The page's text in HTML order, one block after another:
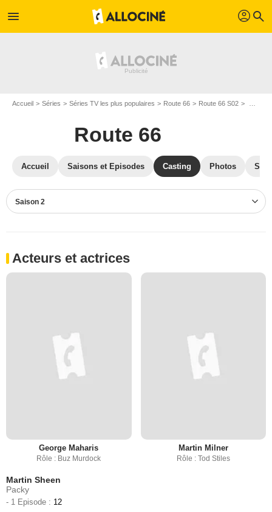
menu profil search
Accueil Séries Séries TV les plus populaires Route 66 Route 66 S02
Route 66
Accueil Saisons et Episodes Casting Photos
Saison 2
Acteurs et actrices
George Maharis
Rôle : Buz Murdock
Martin Milner
Rôle : Tod Stiles
Martin Sheen
Packy
- 1 Episode : 12